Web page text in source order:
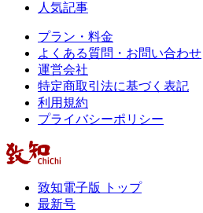
人気記事
プラン・料金
よくある質問・お問い合わせ
運営会社
特定商取引法に基づく表記
利用規約
プライバシーポリシー
致知電子版 トップ
最新号